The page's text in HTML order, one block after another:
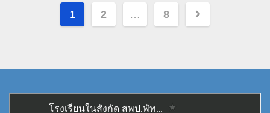
Posts
pagination
1 2 … 8